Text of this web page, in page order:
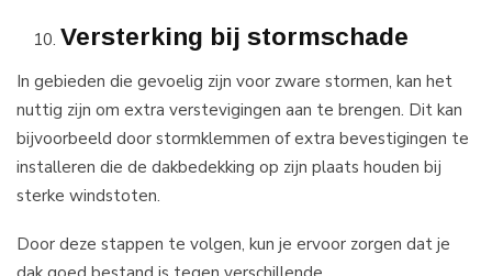
Versterking bij stormschade
In gebieden die gevoelig zijn voor zware stormen, kan het
nuttig zijn om extra verstevigingen aan te brengen. Dit kan
bijvoorbeeld door stormklemmen of extra bevestigingen te
installeren die de dakbedekking op zijn plaats houden bij
sterke windstoten.
Door deze stappen te volgen, kun je ervoor zorgen dat je